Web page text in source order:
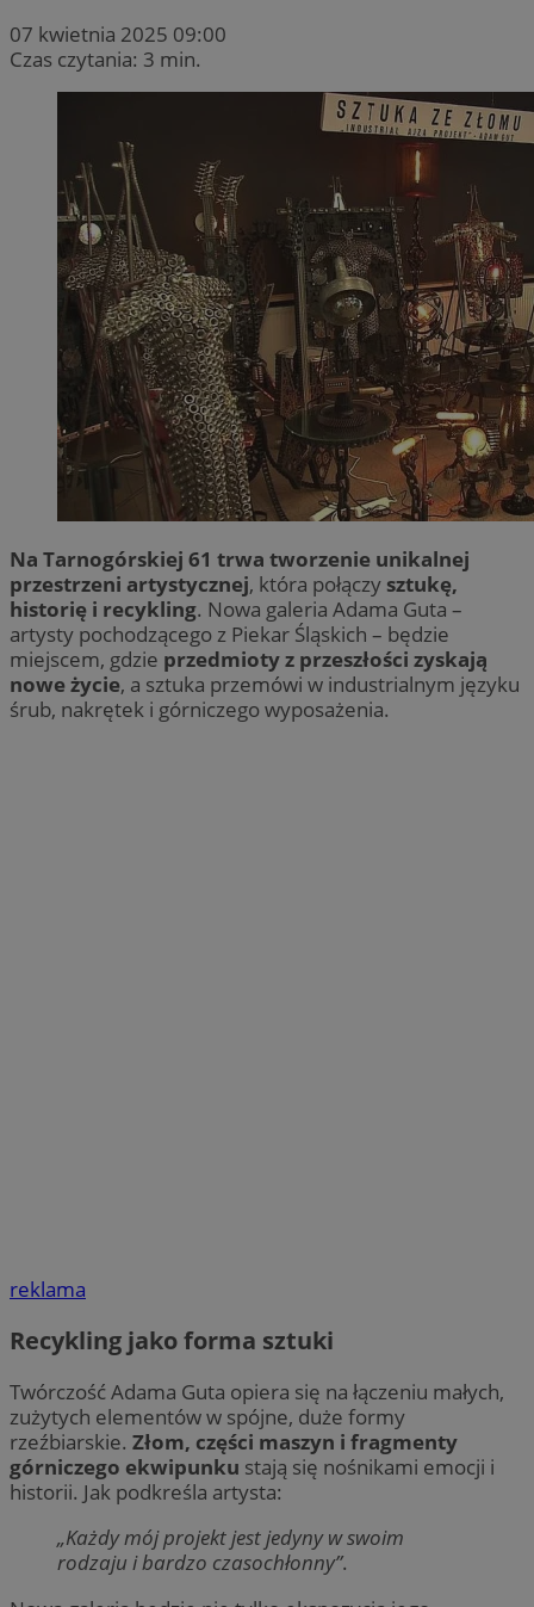
07 kwietnia 2025 09:00
Czas czytania: 3 min.
Na Tarnogórskiej 61 trwa tworzenie unikalnej
przestrzeni artystycznej, która połączy sztukę,
historię i recykling. Nowa galeria Adama Guta –
artysty pochodzącego z Piekar Śląskich – będzie
miejscem, gdzie przedmioty z przeszłości zyskają
nowe życie, a sztuka przemówi w industrialnym języku
śrub, nakrętek i górniczego wyposażenia.
reklama
Recykling jako forma sztuki
Twórczość Adama Guta opiera się na łączeniu małych,
zużytych elementów w spójne, duże formy
rzeźbiarskie. Złom, części maszyn i fragmenty
górniczego ekwipunku stają się nośnikami emocji i
historii. Jak podkreśla artysta:
„Każdy mój projekt jest jedyny w swoim
rodzaju i bardzo czasochłonny”.